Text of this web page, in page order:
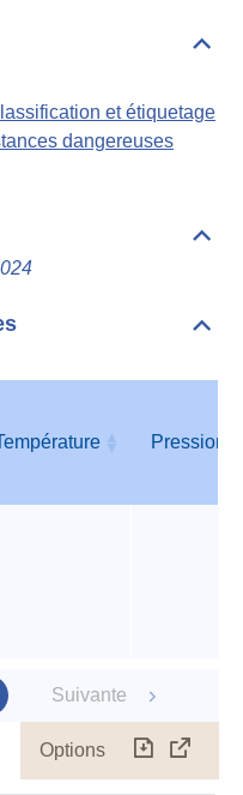
et étiquetage
dangereuses
Pression
Suivante
Options
le